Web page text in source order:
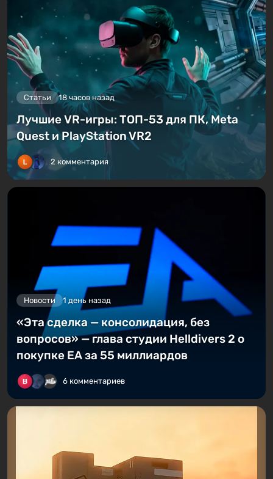
Статьи 18 часов назад
Лучшие VR-игры: ТОП-53 для ПК, Meta
Quest и PlayStation VR2
2 комментария
Новости 1 день назад
«Эта сделка — консолидация, без
вопросов» — глава студии Helldivers 2 о
покупке EA за 55 миллиардов
6 комментариев